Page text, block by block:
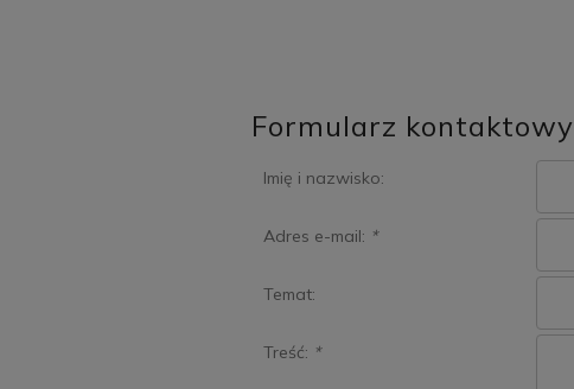
Formularz kontaktowy
Imię i nazwisko:
Adres e-mail: *
Temat:
Treść: *